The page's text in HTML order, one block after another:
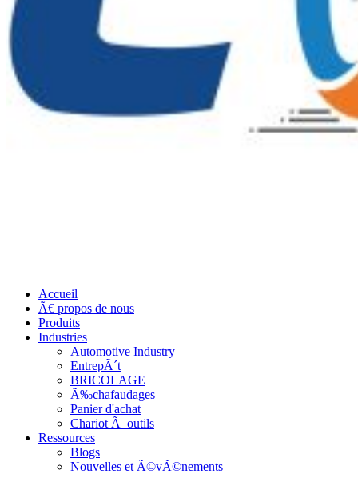
Accueil
Ã€ propos de nous
Produits
Industries
Automotive Industry
EntrepÃ´t
BRICOLAGE
Ã‰chafaudages
Panier d'achat
Chariot Ã outils
Ressources
Blogs
Nouvelles et Ã©vÃ©nements